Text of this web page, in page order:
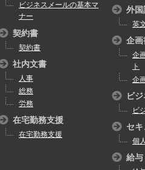
ビジネスメールの基本マ
ナー
契約書
契約書
社内文書
人事
総務
労務
在宅勤務支援
在宅勤務支援
外国
英
企画
企
ト
企
ビ
ビ
セ
個
給与